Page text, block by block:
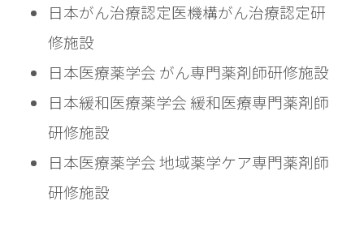
日本がん治療認定医機構がん治療認定研
修施設
日本医療薬学会 がん専門薬剤師研修施設
日本緩和医療薬学会 緩和医療専門薬剤師
研修施設
日本医療薬学会 地域薬学ケア専門薬剤師
研修施設